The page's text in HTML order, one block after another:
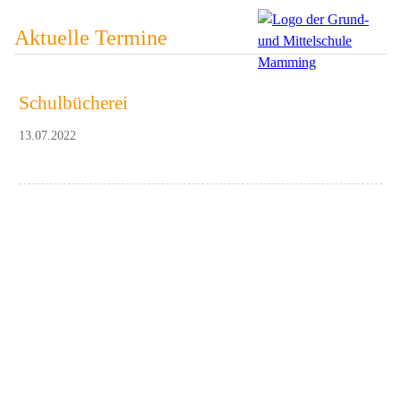
Aktuelle Termine
Schulbücherei
13.07.2022